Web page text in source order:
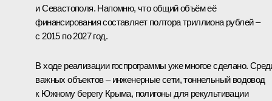
и Севастополя. Напомню, что общий объём её
финансирования составляет полтора триллиона рублей –
с 2015 по 2027 год.
В ходе реализации госпрограммы уже многое сделано.
важных объектов – инженерные сети, тоннельный водовод
к Южному берегу Крыма, полигоны для рекультивации